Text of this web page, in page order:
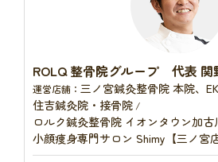
ROLQ 整骨院グループ 代表 関
運営店舗： 三ノ宮鍼灸整骨院 本院、
住吉鍼灸院・接骨院 /
ロルク鍼灸整骨院 イオンタウン加古
小顔痩身専門サロン Shimy【三ノ宮店